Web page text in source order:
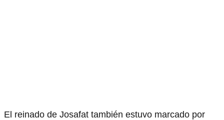
El reinado de Josafat también estuvo marcado por